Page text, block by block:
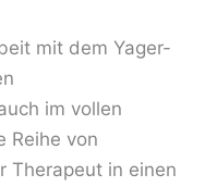
mit dem Yager-
im vollen
Reihe von
Therapeut in einen